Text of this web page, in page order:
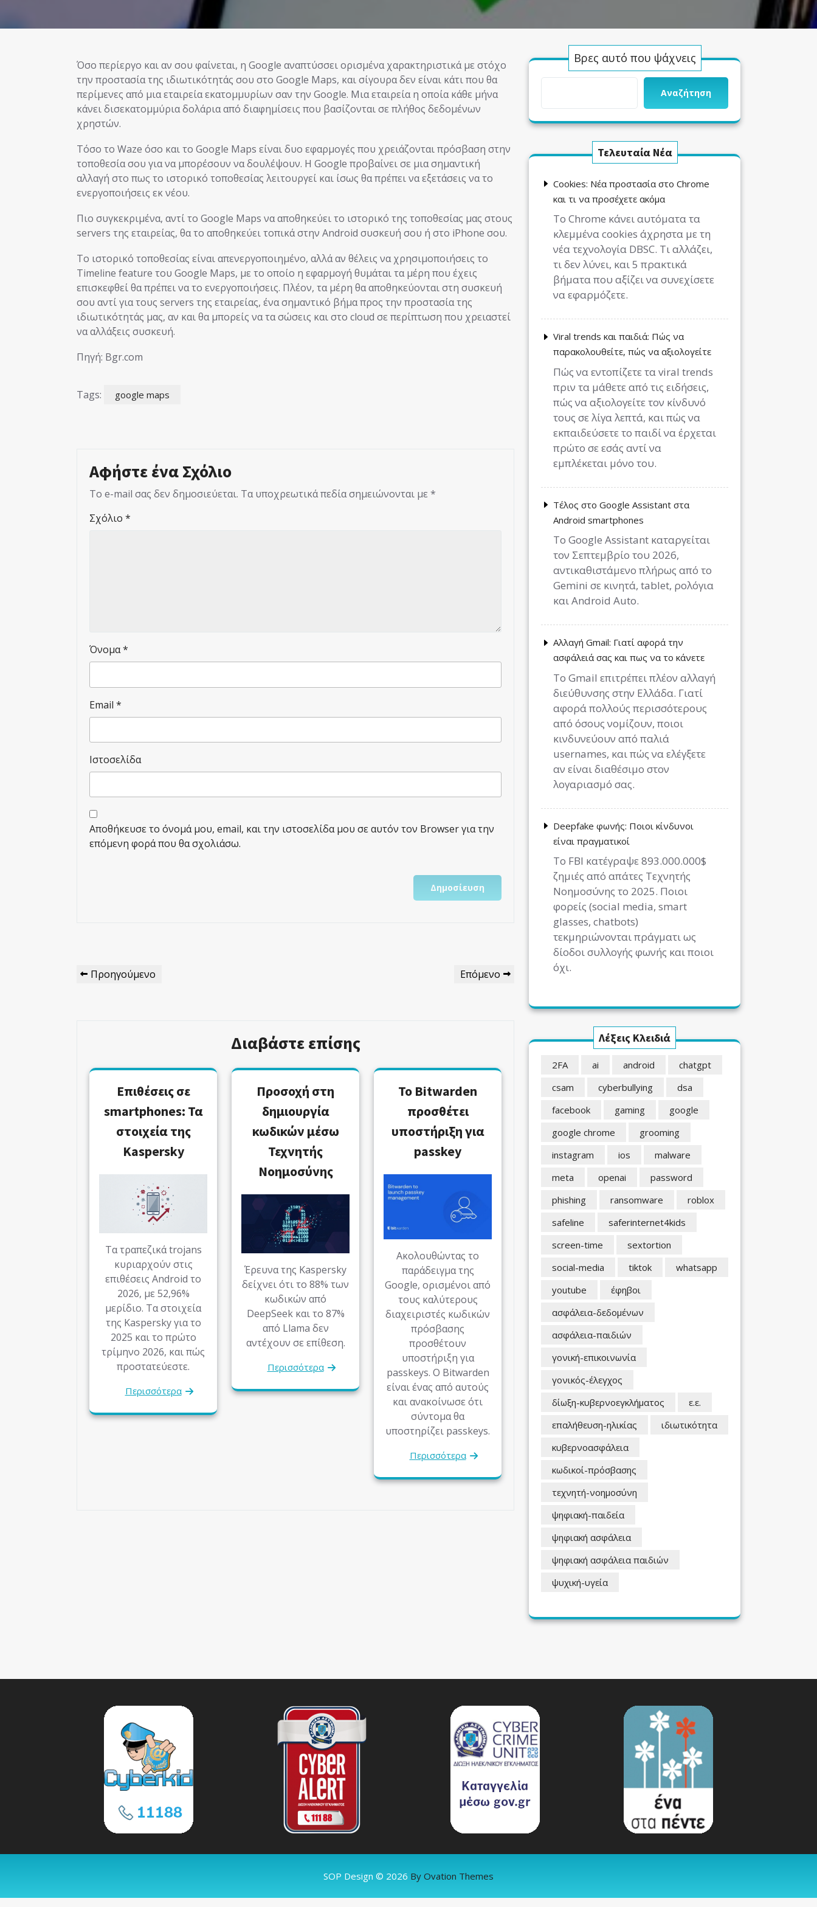
Όσο περίεργο και αν σου φαίνεται, η Google αναπτύσσει ορισμένα χαρακτηριστικά με στόχο
την προστασία της ιδιωτικότητάς σου στο Google Maps, και σίγουρα δεν είναι κάτι που θα
περίμενες από μια εταιρεία εκατομμυρίων σαν την Google. Μια εταιρεία η οποία κάθε μήνα
κάνει δισεκατομμύρια δολάρια από διαφημίσεις που βασίζονται σε πλήθος δεδομένων
χρηστών.
Τόσο το Waze όσο και το Google Maps είναι δυο εφαρμογές που χρειάζονται πρόσβαση στην
τοποθεσία σου για να μπορέσουν να δουλέψουν. Η Google προβαίνει σε μια σημαντική
αλλαγή στο πως το ιστορικό τοποθεσίας λειτουργεί και ίσως θα πρέπει να εξετάσεις να το
ενεργοποιήσεις εκ νέου.
Πιο συγκεκριμένα, αντί το Google Maps να αποθηκεύει το ιστορικό της τοποθεσίας μας στους
servers της εταιρείας, θα το αποθηκεύει τοπικά στην Android συσκευή σου ή στο iPhone σου.
Το ιστορικό τοποθεσίας είναι απενεργοποιημένο, αλλά αν θέλεις να χρησιμοποιήσεις το
Timeline feature του Google Maps, με το οποίο η εφαρμογή θυμάται τα μέρη που έχεις
επισκεφθεί θα πρέπει να το ενεργοποιήσεις. Πλέον, τα μέρη θα αποθηκεύονται στη συσκευή
σου αντί για τους servers της εταιρείας, ένα σημαντικό βήμα προς την προστασία της
ιδιωτικότητάς μας, αν και θα μπορείς να τα σώσεις και στο cloud σε περίπτωση που χρειαστεί
να αλλάξεις συσκευή.
Πηγή: Bgr.com
Tags: google maps
Αφήστε ένα Σχόλιο
Το e-mail σας δεν δημοσιεύεται. Τα υποχρεωτικά πεδία σημειώνονται με *
Σχόλιο *
Όνομα*
Email *
Ιστοσελίδα
Αποθήκευσε το όνομά μου, email, και την ιστοσελίδα μου σε αυτόν τον Browser για την
επόμενη φορά που θα σχολιάσω.
Πλοήγηση
Προηγούμενο
Προηγούμενο
Επόμενο
Επόμενο
Διαβάστε επίσης
Επιθέσεις σε
smartphones: Τα
στοιχεία της
Kaspersky
Τα τραπεζικά trojans
κυριαρχούν στις
επιθέσεις Android το
2026, με 52,96%
μερίδιο. Τα στοιχεία
της Kaspersky για το
2025 και το πρώτο
τρίμηνο 2026, και πώς
προστατεύεστε.
Περισσότερα
Προσοχή στη
δημιουργία
κωδικών μέσω
Τεχνητής
Νοημοσύνης
Έρευνα της Kaspersky
δείχνει ότι το 88% των
κωδικών από
DeepSeek και το 87%
από Llama δεν
αντέχουν σε επίθεση.
Περισσότερα
Το Bitwarden
προσθέτει
υποστήριξη για
passkey
Ακολουθώντας το
παράδειγμα της
Google, ορισμένοι από
τους καλύτερους
διαχειριστές κωδικών
πρόσβασης
προσθέτουν
υποστήριξη για
passkeys. Ο Bitwarden
είναι ένας από αυτούς
και ανακοίνωσε ότι
σύντομα θα
υποστηρίζει passkeys.
Περισσότερα
Βρες αυτό που ψάχνεις
Αναζήτηση
Τελευταία Νέα
Cookies: Νέα προστασία στο Chrome
και τι να προσέχετε ακόμα
Το Chrome κάνει αυτόματα τα
κλεμμένα cookies άχρηστα με τη
νέα τεχνολογία DBSC. Τι αλλάζει,
τι δεν λύνει, και 5 πρακτικά
βήματα που αξίζει να συνεχίσετε
να εφαρμόζετε.
Viral trends και παιδιά: Πώς να
παρακολουθείτε, πώς να αξιολογείτε
Πώς να εντοπίζετε τα viral trends
πριν τα μάθετε από τις ειδήσεις,
πώς να αξιολογείτε τον κίνδυνό
τους σε λίγα λεπτά, και πώς να
εκπαιδεύσετε το παιδί να έρχεται
πρώτο σε εσάς αντί να
εμπλέκεται μόνο του.
Τέλος στο Google Assistant στα
Android smartphones
Το Google Assistant καταργείται
τον Σεπτεμβρίο του 2026,
αντικαθιστάμενο πλήρως από το
Gemini σε κινητά, tablet, ρολόγια
και Android Auto.
Αλλαγή Gmail: Γιατί αφορά την
ασφάλειά σας και πως να το κάνετε
Το Gmail επιτρέπει πλέον αλλαγή
διεύθυνσης στην Ελλάδα. Γιατί
αφορά πολλούς περισσότερους
από όσους νομίζουν, ποιοι
κινδυνεύουν από παλιά
usernames, και πώς να ελέγξετε
αν είναι διαθέσιμο στον
λογαριασμό σας.
Deepfake φωνής: Ποιοι κίνδυνοι
είναι πραγματικοί
Το FBI κατέγραψε 893.000.000$
ζημιές από απάτες Τεχνητής
Νοημοσύνης το 2025. Ποιοι
φορείς (social media, smart
glasses, chatbots)
τεκμηριώνονται πράγματι ως
δίοδοι συλλογής φωνής και ποιοι
όχι.
Λέξεις Κλειδιά
2FA ai android
chatgpt
csam
cyberbullying
dsa
facebook
gaming
google
google chrome
grooming
instagram
ios
malware
meta
openai
password
phishing
ransomware
roblox
safeline
saferinternet4kids
screen-time
sextortion
social-media
tiktok
whatsapp
youtube
έφηβοι
ασφάλεια-δεδομένων
ασφάλεια-παιδιών
γονική-επικοινωνία
γονικός-έλεγχος
δίωξη-κυβερνοεγκλήματος
ε.ε.
επαλήθευση-ηλικίας
ιδιωτικότητα
κυβερνοασφάλεια
κωδικοί-πρόσβασης
τεχνητή-νοημοσύνη
ψηφιακή-παιδεία
ψηφιακή ασφάλεια
ψηφιακή ασφάλεια παιδιών
ψυχική-υγεία
SOP Design © 2026 By Ovation Themes